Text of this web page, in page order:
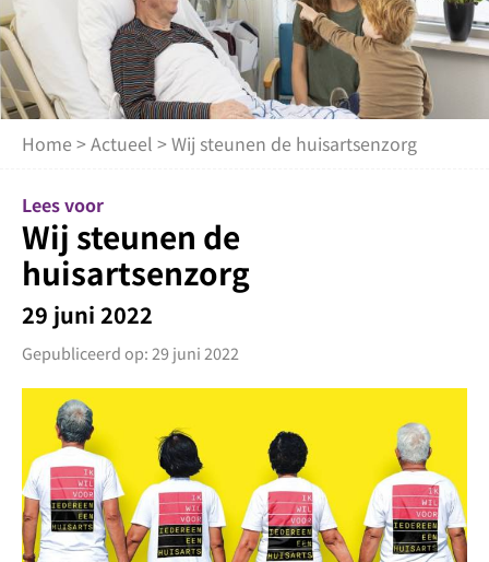
Home >Actueel > Wij steunen de huisartsenzorg
Lees voor
Wij steunen de
huisartsenzorg
29 juni 2022
Gepubliceerd op: 29 juni 2022